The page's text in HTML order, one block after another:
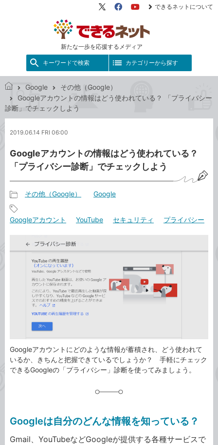
新たな一歩を応援するメディア
X（旧
FacebookYouTube
できるネットについて
キーワードで検索 カテゴリーから探す
で
き
ッ
Google
その他（Google）
Googleアカウントの情報はどう使われている？ 「プライバシー
診断」でチェックしよう
2019.06.14 FRI 06:00
Googleアカウントの情報はどう使われている？
「プライバシー診断」でチェックしよう
カ
ゴ
その他（Google） Google
記
グ
Googleアカウント YouTube セキュリティ プライバシー
Googleアカウントにどのような情報が蓄積され、どう使われて
いるか、きちんと把握できているでしょうか？ 手軽にチェック
できるGoogleの「プライバシー」診断を使ってみましょう。
Googleは自分のどんな情報を知っている？
Gmail、YouTubeなどGoogleが提供する各種サービスで